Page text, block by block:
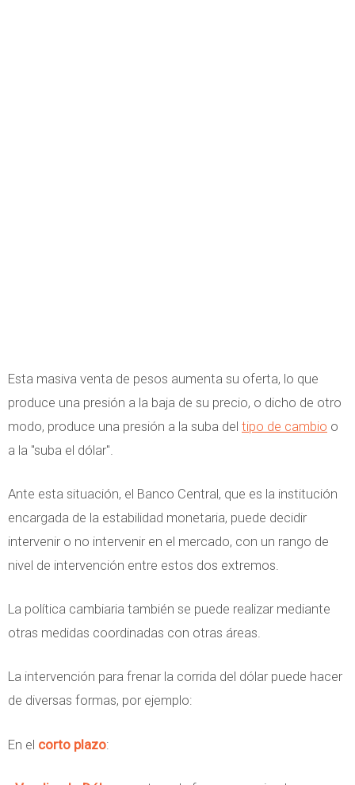
Esta masiva venta de pesos aumenta su oferta, lo que
produce una presión a la baja de su precio, o dicho de otro
modo, produce una presión a la suba del tipo de cambio o
a la "suba el dólar".
Ante esta situación, el Banco Central, que es la institución
encargada de la estabilidad monetaria, puede decidir
intervenir o no intervenir en el mercado, con un rango de
nivel de intervención entre estos dos extremos.
La política cambiaria también se puede realizar mediante
otras medidas coordinadas con otras áreas.
La intervención para frenar la corrida del dólar puede hacer
de diversas formas, por ejemplo:
En el corto plazo: